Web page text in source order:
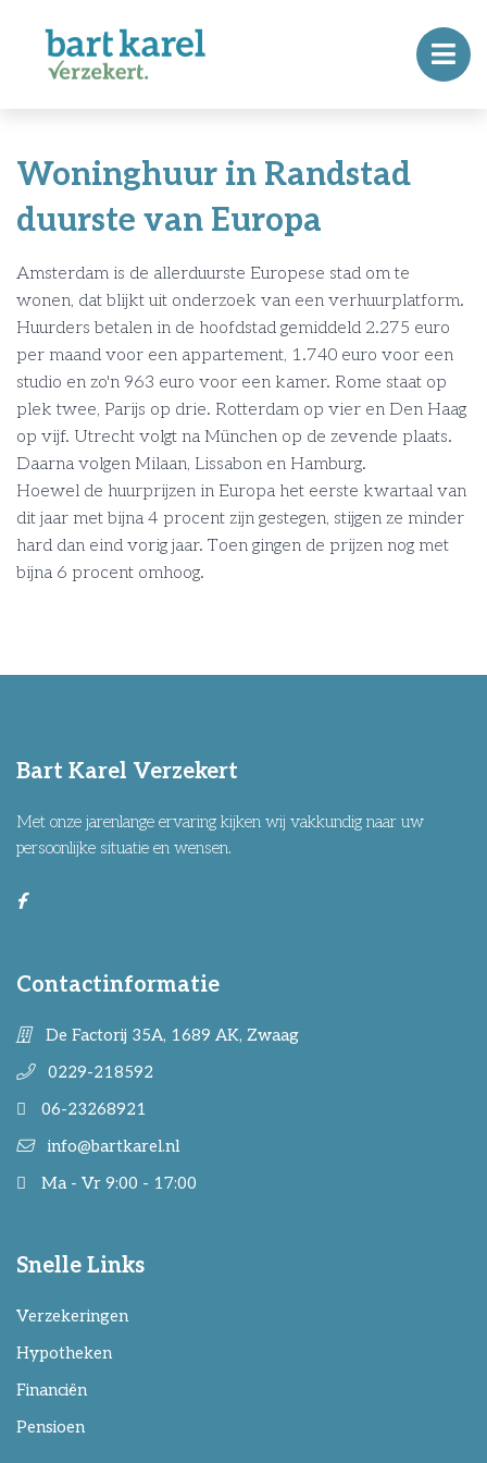
Woninghuur in Randstad
duurste van Europa
Amsterdam is de allerduurste Europese stad om te
wonen, dat blijkt uit onderzoek van een verhuurplatform.
Huurders betalen in de hoofdstad gemiddeld 2.275 euro
per maand voor een appartement, 1.740 euro voor een
studio en zo'n 963 euro voor een kamer. Rome staat op
plek twee, Parijs op drie. Rotterdam op vier en Den Haag
op vijf. Utrecht volgt na München op de zevende plaats.
Daarna volgen Milaan, Lissabon en Hamburg.
Hoewel de huurprijzen in Europa het eerste kwartaal van
dit jaar met bijna 4 procent zijn gestegen, stijgen ze minder
hard dan eind vorig jaar. Toen gingen de prijzen nog met
bijna 6 procent omhoog.
Bart Karel Verzekert
Met onze jarenlange ervaring kijken wij vakkundig naar uw
persoonlijke situatie en wensen.
Contactinformatie
De Factorij 35A, 1689 AK, Zwaag
0229-218592
06-23268921
info@bartkarel.nl
Ma - Vr 9:00 - 17:00
Snelle Links
Verzekeringen
Hypotheken
Financiën
Pensioen